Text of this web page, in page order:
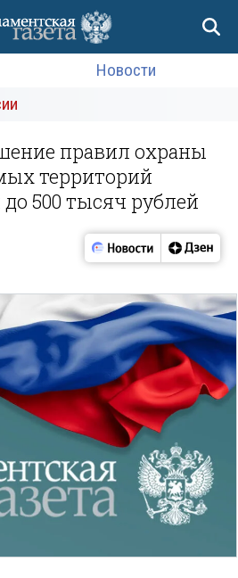
Новости
правил охраны
территорий
500 тысяч рублей